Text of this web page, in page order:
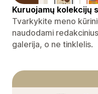
Kuruojamų kolekcijų
Tvarkykite meno
naudodami
galerija, o ne tinklelis.